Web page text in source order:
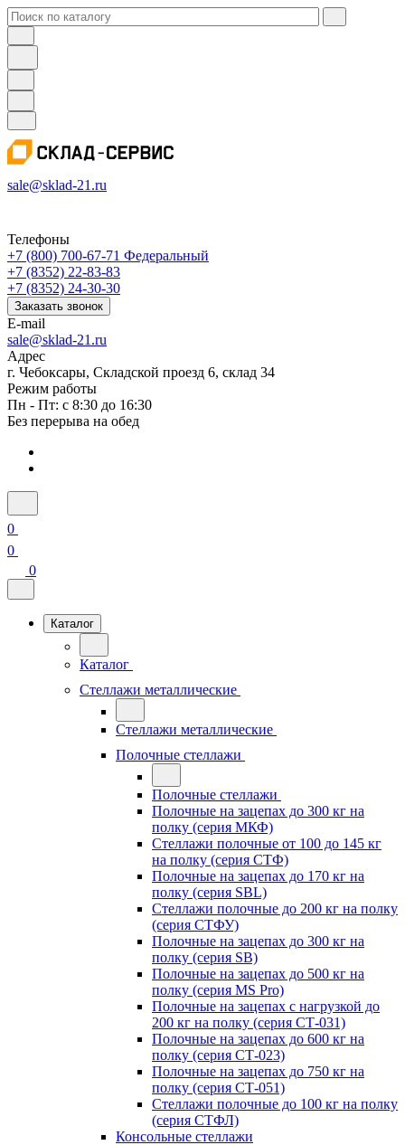
sale@sklad-21.ru
Телефоны
+7 (800) 700-67-71 Федеральный
+7 (8352) 22-83-83
+7 (8352) 24-30-30
Заказать звонок
E-mail
sale@sklad-21.ru
Адрес
г. Чебоксары, Складской проезд 6, склад 34
Режим работы
Пн - Пт: с 8:30 до 16:30
Без перерыва на обед
0
0
0
Каталог
Каталог
Стеллажи металлические
Стеллажи металлические
Полочные стеллажи
Полочные стеллажи
Полочные на зацепах до 300 кг на
полку (серия МКФ)
Стеллажи полочные от 100 до 145 кг
на полку (серия СТФ)
Полочные на зацепах до 170 кг на
полку (серия SBL)
Стеллажи полочные до 200 кг на полку
(серия СТФУ)
Полочные на зацепах до 300 кг на
полку (серия SB)
Полочные на зацепах до 500 кг на
полку (серия MS Pro)
Полочные на зацепах с нагрузкой до
200 кг на полку (серия СТ-031)
Полочные на зацепах до 600 кг на
полку (серия СТ-023)
Полочные на зацепах до 750 кг на
полку (серия СТ-051)
Стеллажи полочные до 100 кг на полку
(серия СТФЛ)
Консольные стеллажи